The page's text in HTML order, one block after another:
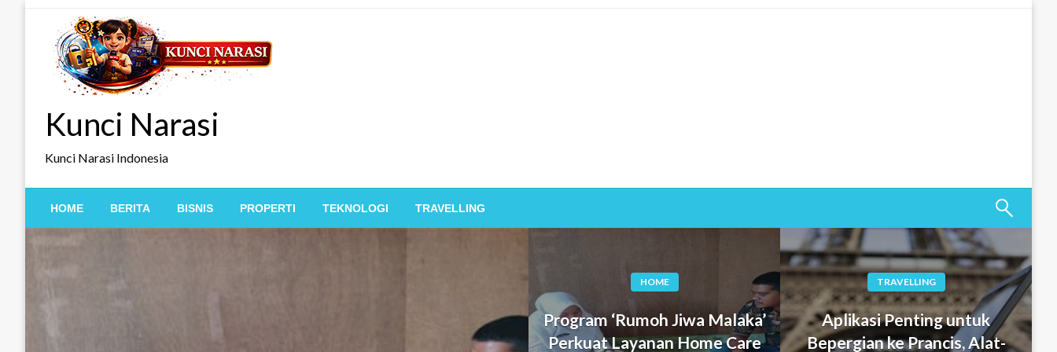
Kunci Narasi
Kunci Narasi Indonesia
HOME BERITA BISNIS PROPERTI TEKNOLOGI TRAVELLING
HOME
Program ‘Rumoh Jiwa Malaka’
Perkuat Layanan Home Care
TRAVELLING
Aplikasi Penting untuk
Bepergian ke Prancis, Alat-